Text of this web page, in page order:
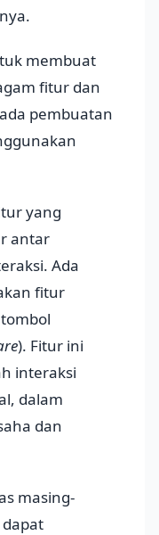
membuat
fitur dan
pembuatan
yang
antar
Ada
fitur
). Fitur ini
interaksi
dalam
dan
masing-